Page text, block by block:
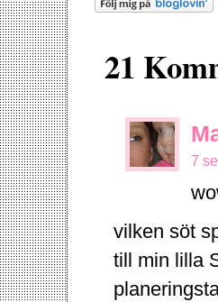
21
7
vilken söt
till min lilla